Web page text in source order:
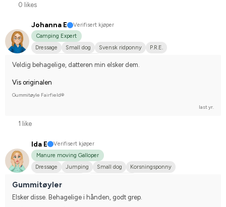
0 likes
Johanna E
Verifisert kjøper
Camping Expert
Dressage
Small dog Svensk ridponny
P.R.E.
Veldig behagelige, datteren min elsker dem.
Vis originalen
Gummitøyle Fairfield®
last yr.
1 like
Ida E
Verifisert kjøper
Manure moving Galloper
Dressage
Jumping Small dog
Korsningsponny
Gummitøyler
Elsker disse. Behagelige i hånden, godt grep.